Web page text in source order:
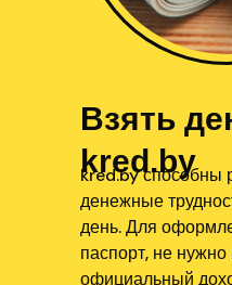
kred.by способны
денежные
день. Для
паспорт, не
официальный
Взять
kred.by